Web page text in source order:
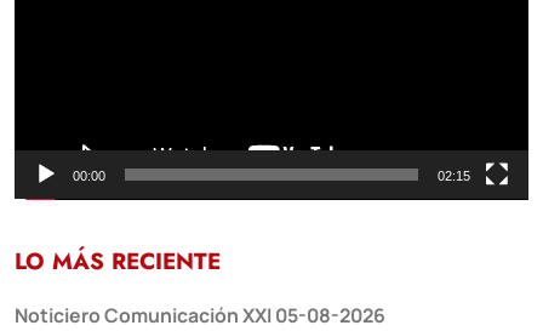
00:00 02:15
LO MÁS RECIENTE
Noticiero Comunicación XXI 05-08-2026